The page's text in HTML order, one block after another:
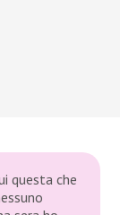
questa che